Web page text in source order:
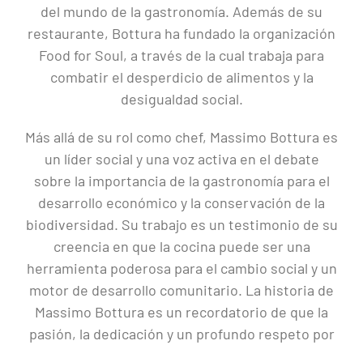
del mundo de la gastronomía. Además de su
restaurante, Bottura ha fundado la organización
Food for Soul, a través de la cual trabaja para
combatir el desperdicio de alimentos y la
desigualdad social.
Más allá de su rol como chef, Massimo Bottura es
un líder social y una voz activa en el debate
sobre la importancia de la gastronomía para el
desarrollo económico y la conservación de la
biodiversidad. Su trabajo es un testimonio de su
creencia en que la cocina puede ser una
herramienta poderosa para el cambio social y un
motor de desarrollo comunitario. La historia de
Massimo Bottura es un recordatorio de que la
pasión, la dedicación y un profundo respeto por